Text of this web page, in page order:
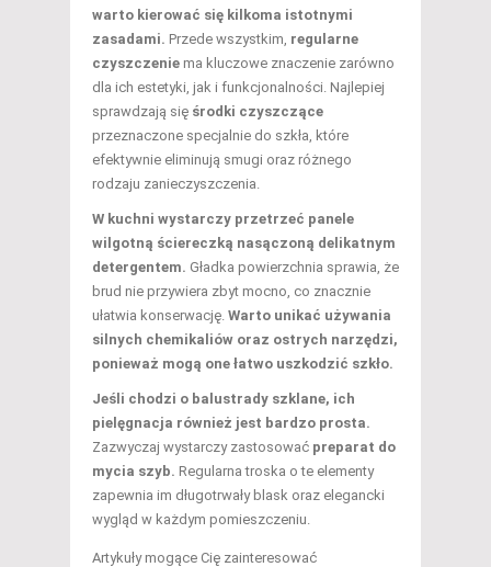
warto kierować się kilkoma istotnymi
zasadami. Przede wszystkim, regularne
czyszczenie ma kluczowe znaczenie zarówno
dla ich estetyki, jak i funkcjonalności. Najlepiej
sprawdzają się środki czyszczące
przeznaczone specjalnie do szkła, które
efektywnie eliminują smugi oraz różnego
rodzaju zanieczyszczenia.
W kuchni wystarczy przetrzeć panele
wilgotną ściereczką nasączoną delikatnym
detergentem. Gładka powierzchnia sprawia, że
brud nie przywiera zbyt mocno, co znacznie
ułatwia konserwację. Warto unikać używania
silnych chemikaliów oraz ostrych narzędzi,
ponieważ mogą one łatwo uszkodzić szkło.
Jeśli chodzi o balustrady szklane, ich
pielęgnacja również jest bardzo prosta.
Zazwyczaj wystarczy zastosować preparat do
mycia szyb. Regularna troska o te elementy
zapewnia im długotrwały blask oraz elegancki
wygląd w każdym pomieszczeniu.
Artykuły mogące Cię zainteresować